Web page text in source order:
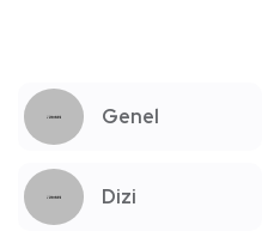
Genel
Dizi